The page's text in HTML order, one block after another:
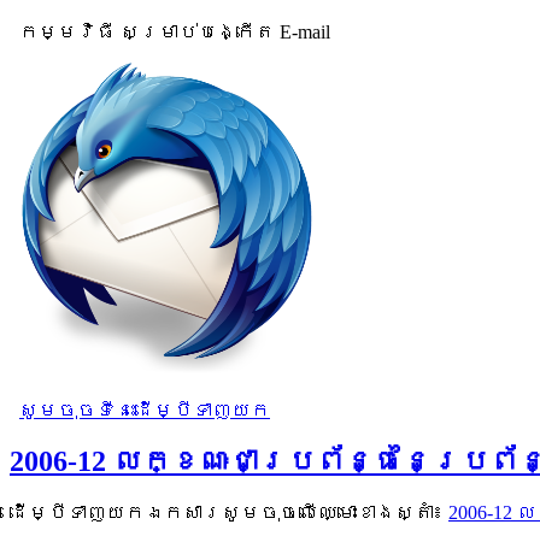
កម្មវិធី សម្រាប់បង្កើត E-mail
សូមចុចទីនេះដើម្បីទាញយក
2006-12 លក្ខណៈជាប្រព័ន្ធនៃប្
ដើម្បីទាញយកឯកសារសូមចុចលើឈ្មោះខាងស្តាំ៖ 2006-